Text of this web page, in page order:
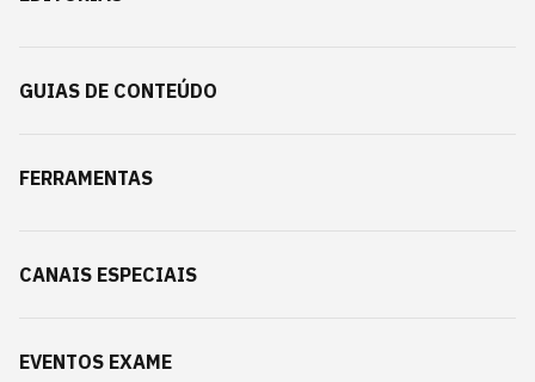
GUIAS DE CONTEÚDO
FERRAMENTAS
CANAIS ESPECIAIS
EVENTOS EXAME